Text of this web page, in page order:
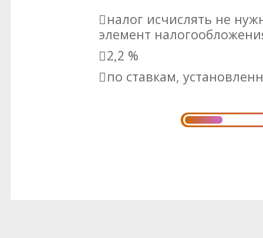
налог исчислять не
элемент
2,2 %
по ставкам,